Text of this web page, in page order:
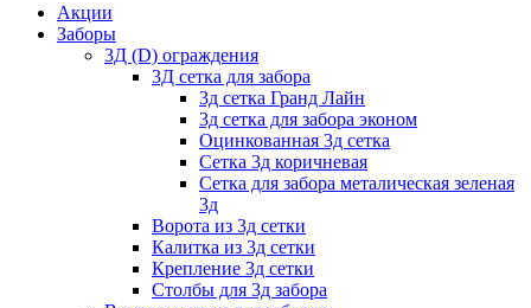
Акции
Заборы
3Д (D) ограждения
3Д сетка для забора
3д сетка Гранд Лайн
3д сетка для забора эконом
Оцинкованная 3д сетка
Сетка 3д коричневая
Сетка для забора металическая зеленая
3д
Ворота из 3д сетки
Калитка из 3д сетки
Крепление 3д сетки
Столбы для 3д забора